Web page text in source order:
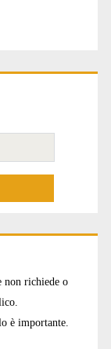
non richiede o
è importante.